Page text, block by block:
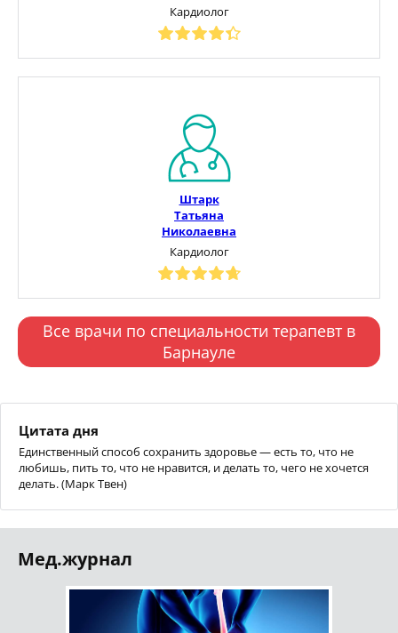
Кардиолог
Штарк
Татьяна
Николаевна
Кардиолог
Все врачи по специальности терапевт в
Барнауле
Цитата дня
Единственный способ сохранить здоровье — есть то, что не
любишь, пить то, что не нравится, и делать то, чего не хочется
делать. (Марк Твен)
Мед.журнал